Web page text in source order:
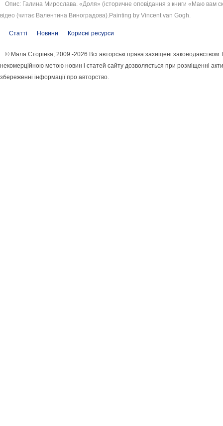
Опис: Галина Мирослава. «Доля» (історичне оповідання з книги «Маю вам
відео (читає Валентина Виноградова).Painting by Vincent van Gogh.
Статті Новини Корисні ресурси
© Мала Сторінка, 2009 -2026 Всі авторські права захищені
некомерційною метою новин і статей сайту дозволяється при розміщенні
збереженні інформації про авторство.